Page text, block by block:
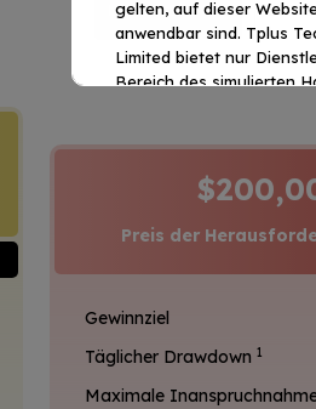
MIT BEWERTUNG
Preis der
Gewinnziel
Täglicher Drawdown 1
Maximale
gelten, auf dieser
anwendbar sind. Tplus
Limited bietet nur
Bereich des simulierten